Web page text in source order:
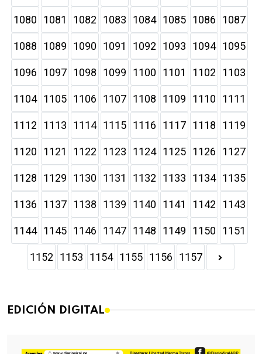
1080 1081 1082 1083 1084 1085 1086 1087
1088 1089 1090 1091 1092 1093 1094 1095
1096 1097 1098 1099 1100 1101 1102 1103
1104 1105 1106 1107 1108 1109 1110 1111
1112 1113 1114 1115 1116 1117 1118 1119
1120 1121 1122 1123 1124 1125 1126 1127
1128 1129 1130 1131 1132 1133 1134 1135
1136 1137 1138 1139 1140 1141 1142 1143
1144 1145 1146 1147 1148 1149 1150 1151
1152 1153 1154 1155 1156 1157
EDICIÓN DIGITAL